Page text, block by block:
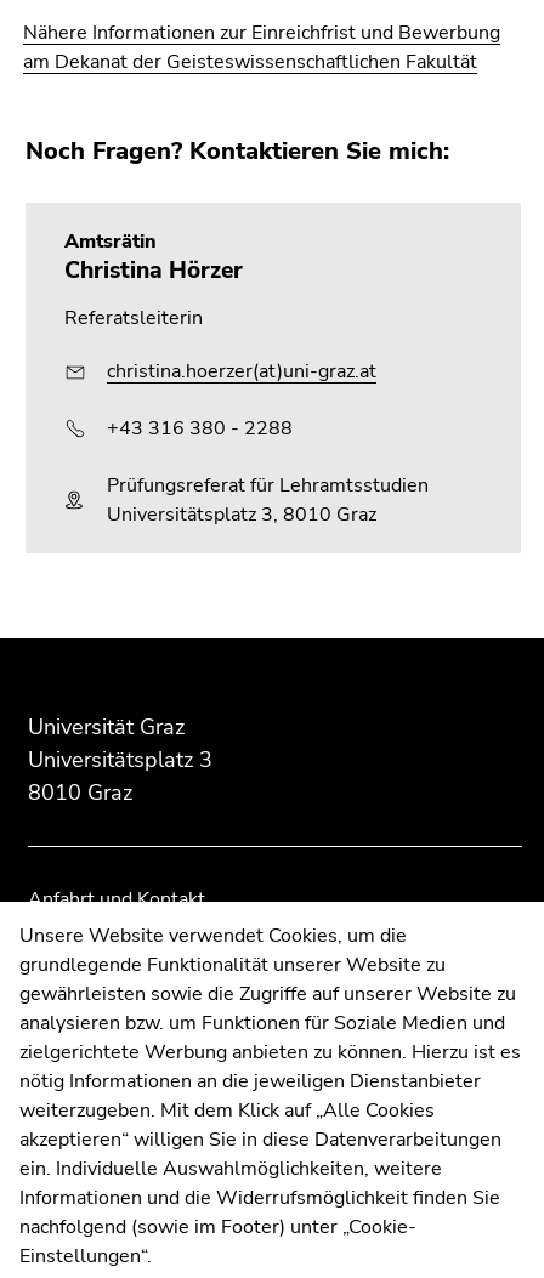
Nähere Informationen zur Einreichfrist und Bewerbung
am Dekanat der Geisteswissenschaftlichen Fakultät
Noch Fragen? Kontaktieren Sie mich:
Amtsrätin
Christina Hörzer
Referatsleiterin
christina.hoerzer(at)uni-graz.at
+43 316 380 - 2288
Prüfungsreferat für Lehramtsstudien
Universitätsplatz 3, 8010 Graz
Zusatzinformationen:
Universität Graz
Universitätsplatz 3
8010 Graz
Anfahrt und Kontakt
Kommunikation und Öffentlichkeitsarbeit
Moodle
UNIGRAZonline
Impressum
Datenschutzerklärung
Cookie-Einstellungen
Barrierefreiheitserklärung
WetterstationUni Graz
Übersicht
Seitenbereiche
Übersicht
Seitenbereiche
Unsere Website verwendet Cookies, um die
grundlegende Funktionalität unserer Website zu
gewährleisten sowie die Zugriffe auf unserer Website zu
analysieren bzw. um Funktionen für Soziale Medien und
zielgerichtete Werbung anbieten zu können. Hierzu ist es
nötig Informationen an die jeweiligen Dienstanbieter
weiterzugeben. Mit dem Klick auf „Alle Cookies
akzeptieren“ willigen Sie in diese Datenverarbeitungen
ein. Individuelle Auswahlmöglichkeiten, weitere
Informationen und die Widerrufsmöglichkeit finden Sie
nachfolgend (sowie im Footer) unter „Cookie-
Einstellungen“.